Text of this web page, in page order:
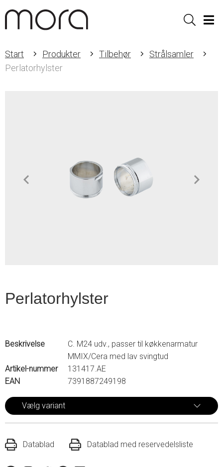
Sök
Start Produkter Tilbehør
Strålsamler
Perlatorhylster
Perlatorhylster
Beskrivelse
C. M24 udv., passer til køkkenarmatur
MMIX/Cera med lav svingtud
Artikel-nummer
131417.AE
EAN
7391887249198
Vælg variant
Datablad Datablad med reservedelsliste